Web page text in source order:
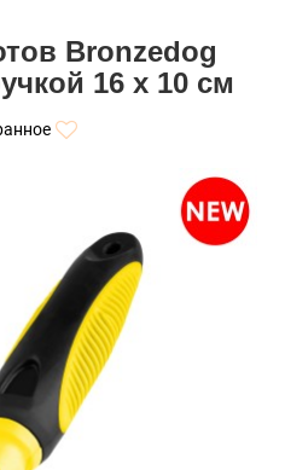
Bronzedog
16 х 10 см